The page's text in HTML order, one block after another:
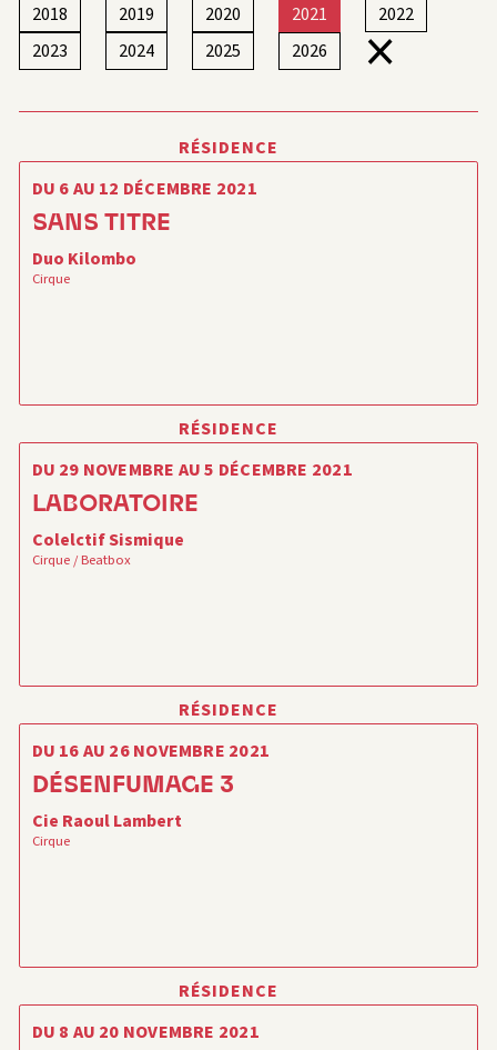
2018
2019 2020 2021
2022
2023
2024 2025 2026 ×
RÉSIDENCE
DU 6 AU 12 DÉCEMBRE 2021
SANS TITRE
Duo Kilombo
Cirque
RÉSIDENCE
DU 29 NOVEMBRE AU 5 DÉCEMBRE 2021
LABORATOIRE
Colelctif Sismique
Cirque / Beatbox
RÉSIDENCE
DU 16 AU 26 NOVEMBRE 2021
DÉSENFUMAGE 3
Cie Raoul Lambert
Cirque
RÉSIDENCE
DU 8 AU 20 NOVEMBRE 2021